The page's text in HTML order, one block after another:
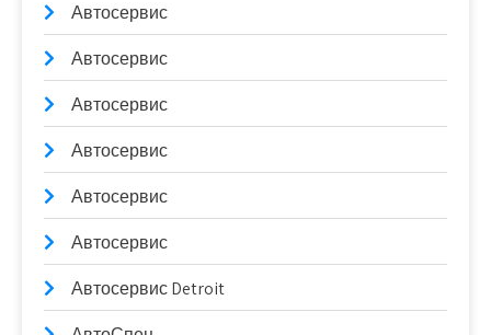
Автосервис
Автосервис
Автосервис
Автосервис
Автосервис
Автосервис
Автосервис Detroit